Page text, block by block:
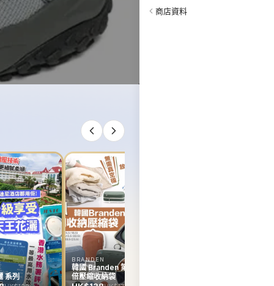
商店資料
系列
BRANDEN
韓國 Branden 第二代雙
倍壓縮收納袋